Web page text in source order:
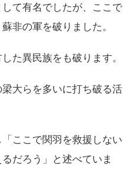
て有名でしたが、ここで
非の軍を破りました。
た異民族をも破ります。
大らを多いに打ち破る活
ここで関羽を救援しない
だろう」と述べていま